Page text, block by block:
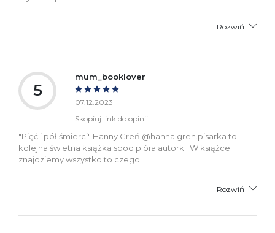
Rozwiń
5
mum_booklover
07.12.2023
Skopiuj link do opinii
"Pięć i pół śmierci" Hanny Greń @hanna.gren.pisarka to
kolejna świetna książka spod pióra autorki. W książce
znajdziemy wszystko to czego
Rozwiń